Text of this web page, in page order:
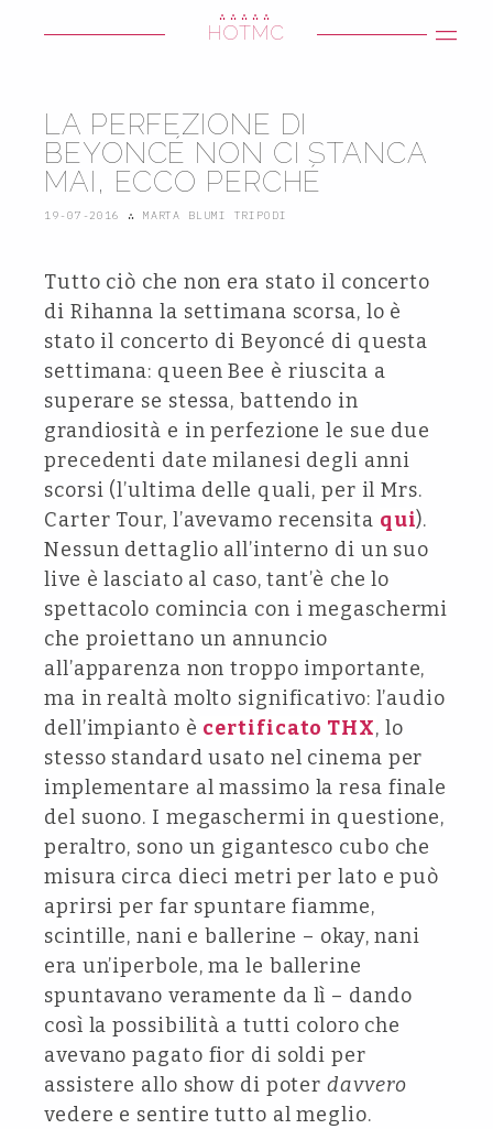
HOTMC
∴∴∴∴∴
LA PERFEZIONE DI
BEYONCÉ NON CI STANCA
MAI, ECCO PERCHÉ
19-07-2016 ∴ MARTA BLUMI TRIPODI
Tutto ciò che non era stato il concerto
di Rihanna la settimana scorsa, lo è
stato il concerto di Beyoncé di questa
settimana: queen Bee è riuscita a
superare se stessa, battendo in
grandiosità e in perfezione le sue due
precedenti date milanesi degli anni
scorsi (l’ultima delle quali, per il Mrs.
Carter Tour, l’avevamo recensita qui).
Nessun dettaglio all’interno di un suo
live è lasciato al caso, tant’è che lo
spettacolo comincia con i megaschermi
che proiettano un annuncio
all’apparenza non troppo importante,
ma in realtà molto significativo: l’audio
dell’impianto è certificato THX, lo
stesso standard usato nel cinema per
implementare al massimo la resa finale
del suono. I megaschermi in questione,
peraltro, sono un gigantesco cubo che
misura circa dieci metri per lato e può
aprirsi per far spuntare fiamme,
scintille, nani e ballerine – okay, nani
era un’iperbole, ma le ballerine
spuntavano veramente da lì – dando
così la possibilità a tutti coloro che
avevano pagato fior di soldi per
assistere allo show di poterdavvero
vedere e sentire tutto al meglio.